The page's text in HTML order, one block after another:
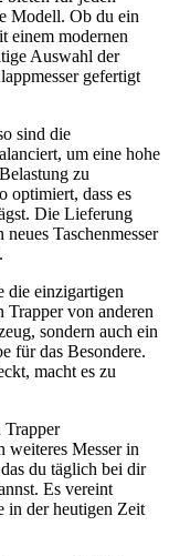
Modell. Ob du ein
einem modernen
Auswahl der
gefertigt
sind die
um eine hohe
zu
optimiert, dass es
Die Lieferung
Taschenmesser
die einzigartigen
Trapper von anderen
sondern auch ein
für das Besondere.
macht es zu
Trapper
weiteres Messer in
du täglich bei dir
Es vereint
in der heutigen Zeit